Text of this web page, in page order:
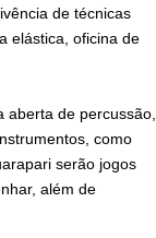
de técnicas
elástica, oficina de
aberta de percussão,
como
serão jogos
além de